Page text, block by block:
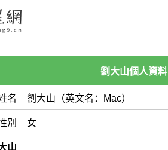
劉大山個人資料
名 劉大山（英文名：Mac）
別 女
山